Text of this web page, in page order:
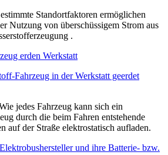
Standortfaktoren ermöglichen
Nutzung von überschüssigem Strom aus
.
Fahrzeug in der Werkstatt geerdet
jedes Fahrzeug kann sich ein
durch die beim Fahren entstehende
auf der Straße elektrostatisch aufladen.